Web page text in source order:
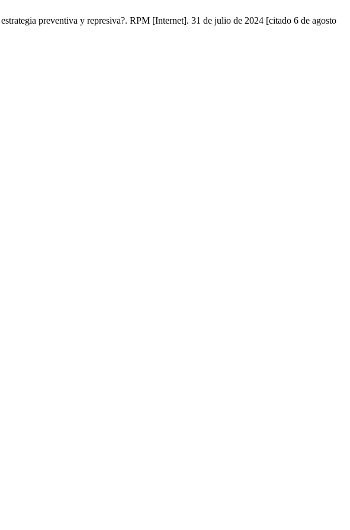
preventiva y represiva?. RPM [Internet]. 31 de julio de 2024 [citado 6 de agosto